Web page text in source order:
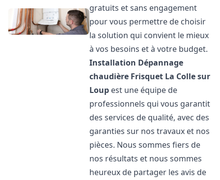
gratuits et sans engagement
pour vous permettre de choisir
la solution qui convient le mieux
à vos besoins et à votre budget.
Installation Dépannage
chaudière Frisquet La Colle sur
Loup est une équipe de
professionnels qui vous garantit
des services de qualité, avec des
garanties sur nos travaux et nos
pièces. Nous sommes fiers de
nos résultats et nous sommes
heureux de partager les avis de